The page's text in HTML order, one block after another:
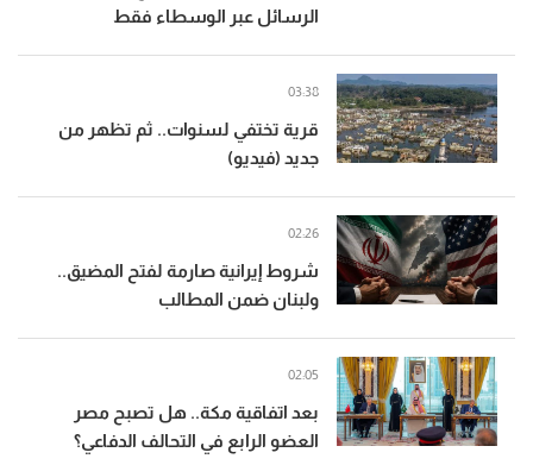
الرسائل عبر الوسطاء فقط
قرية تختفي لسنوات.. ثم تظهر من
جديد (فيديو)
03:38
شروط إيرانية صارمة لفتح المضيق..
ولبنان ضمن المطالب
02:26
بعد اتفاقية مكة.. هل تصبح مصر
العضو الرابع في التحالف الدفاعي؟
02:05